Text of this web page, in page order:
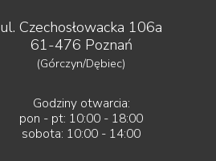
ul. Czechosłowacka 106a
61-476 Poznań
(Górczyn/Dębiec)
Godziny otwarcia:
pon - pt: 10:00 - 18:00
sobota: 10:00 - 14:00